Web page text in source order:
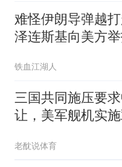
难怪伊朗导弹越打
泽连斯基向美方
铁血江湖人
三国共同施压要
让，美军舰机实
轰-6K已挂弹
老酖说体育